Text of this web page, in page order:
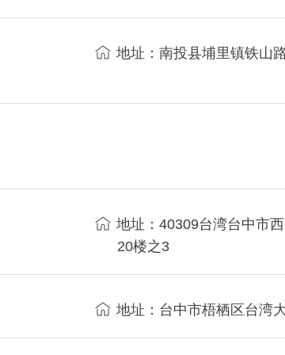
地址：南投县埔里镇铁山
地址：40309台湾台中市
20楼之3
地址：台中市梧栖区台湾